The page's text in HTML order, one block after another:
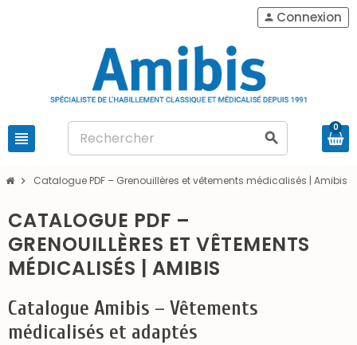
view_headline search
person Connexion
0
chevron_right Catalogue PDF – Grenouillères et vêtements médicalisés | Amibis
CATALOGUE PDF –
GRENOUILLÈRES ET VÊTEMENTS
MÉDICALISÉS | AMIBIS
Catalogue Amibis – Vêtements
médicalisés et adaptés